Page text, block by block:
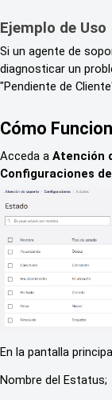
Ejemplo de Uso
Si un agente de
diagnosticar un
"Pendiente de
Cómo
Acceda a Atención
Configuraciones
En la pantalla
Nombre del Estatus;